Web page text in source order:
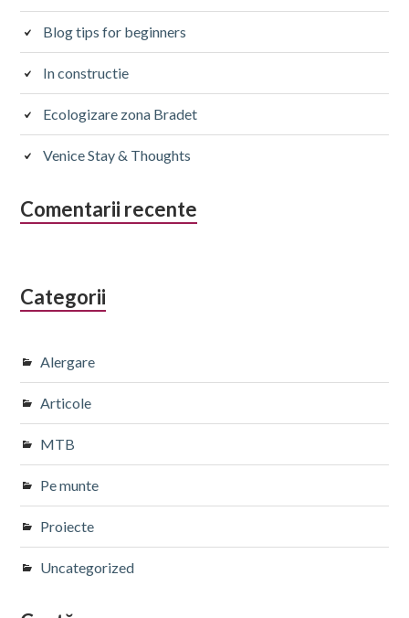
Blog tips for beginners
In constructie
Ecologizare zona Bradet
Venice Stay & Thoughts
Comentarii recente
Categorii
Alergare
Articole
MTB
Pe munte
Proiecte
Uncategorized